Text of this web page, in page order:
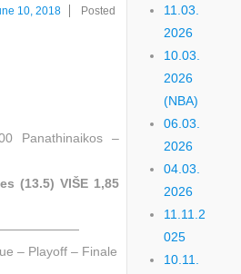
10, 2018
Posted
Panathinaikos –
(13.5) VIŠE 1,85
– Playoff – Finale
11.03.
2026
10.03.
2026
(NBA)
06.03.
2026
04.03.
2026
11.11.2
025
10.11.